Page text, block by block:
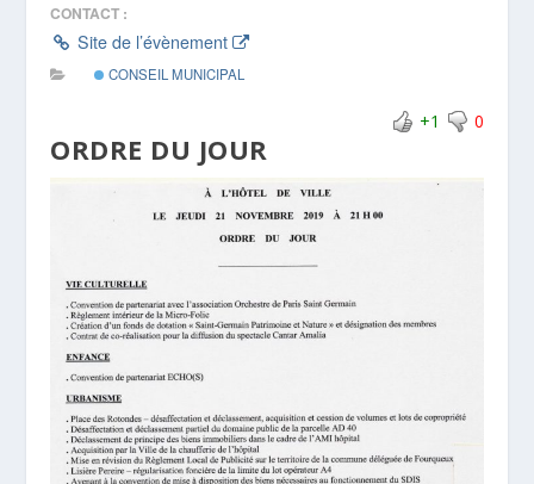
CONTACT :
Site de l’évènement
CONSEIL MUNICIPAL
+1 0
ORDRE DU JOUR